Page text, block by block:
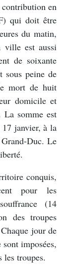
contribution en
qui doit être
du matin,
ville est aussi
de soixante
sous peine de
mort de huit
domicile et
La somme est
janvier, à la
Duc. Le
conquis,
pour les
(14
des troupes
jour de
imposées,
troupes.